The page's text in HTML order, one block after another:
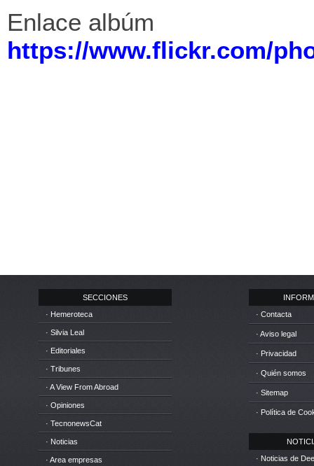
Enlace albúm
https://www.flickr.com/
SECCIONES
· Hemeroteca
· Silvia Leal
· Editoriales
· Tribunes
· A View From Abroad
· Opiniones
· TecnonewsCat
· Noticias
· Area empresas
· Contacta
· Aviso legal
· Privacidad
· Quién somos
· Sitemap
· Política de
· Noticias de